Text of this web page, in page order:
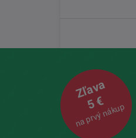
Zľava
5 €
na prvý nákup